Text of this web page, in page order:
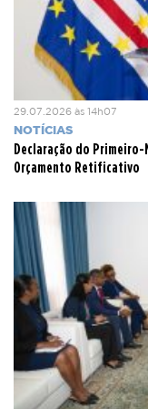
começar com o
dificuldades e
essas realidades é
com modéstia, mas
29.07.2026 às 14h07
NOTÍCIAS
Declaração do
Orçamento Retificativo